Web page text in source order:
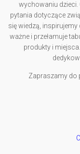
wychowaniu dzieci.
pytania dotyczące
się wiedzą,
ważne i przełamuje
produkty i
Zapraszamy do